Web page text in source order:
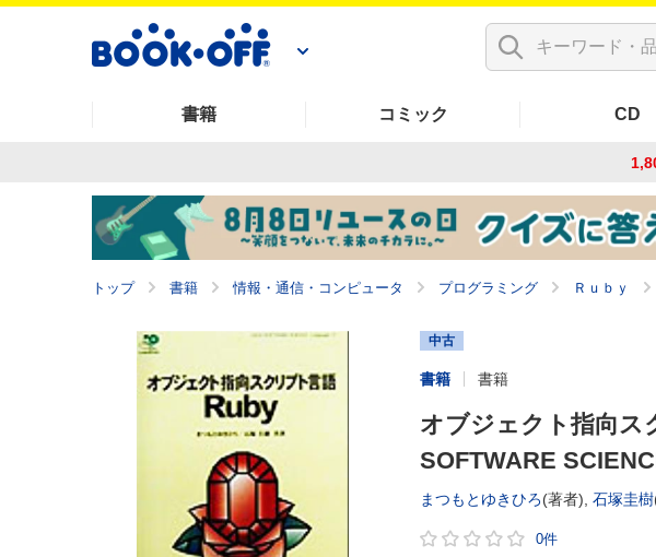
書籍 コミック CD
トップ 書籍 情報・通信・コンピュータ プログラミング Ｒｕｂｙ
中古
書籍 書籍
オブジェクト指向ス
SOFTWARE
まつもとゆきひろ(著者), 石塚圭樹
0件